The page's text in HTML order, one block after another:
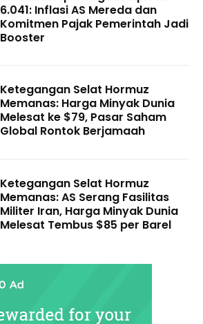
6.041: Inflasi AS Mereda dan
Komitmen Pajak Pemerintah Jadi
Booster
Ketegangan Selat Hormuz
Memanas: Harga Minyak Dunia
Melesat ke $79, Pasar Saham
Global Rontok Berjamaah
Ketegangan Selat Hormuz
Memanas: AS Serang Fasilitas
Militer Iran, Harga Minyak Dunia
Melesat Tembus $85 per Barel